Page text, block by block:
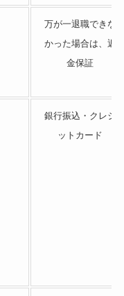
万が一退職できな
かった場合は、返
金保証
銀行振込・クレジ
ットカード